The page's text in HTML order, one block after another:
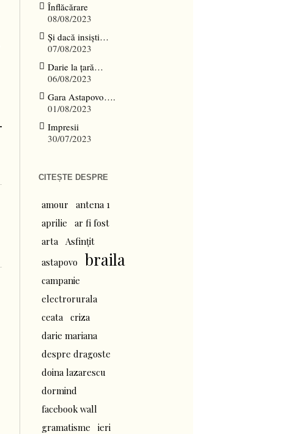
Înflăcărare
08/08/2023
Și dacă insiști…
07/08/2023
Darie la țară…
06/08/2023
Gara Astapovo….
01/08/2023
Impresii
30/07/2023
CITEȘTE DESPRE
amour
antena 1
aprilie
ar fi fost
arta
Asfințit
astapovo
braila
campanie
electrorurala
ceata
criza
darie mariana
despre dragoste
doina lazarescu
dormind
facebook wall
gramatisme
ieri